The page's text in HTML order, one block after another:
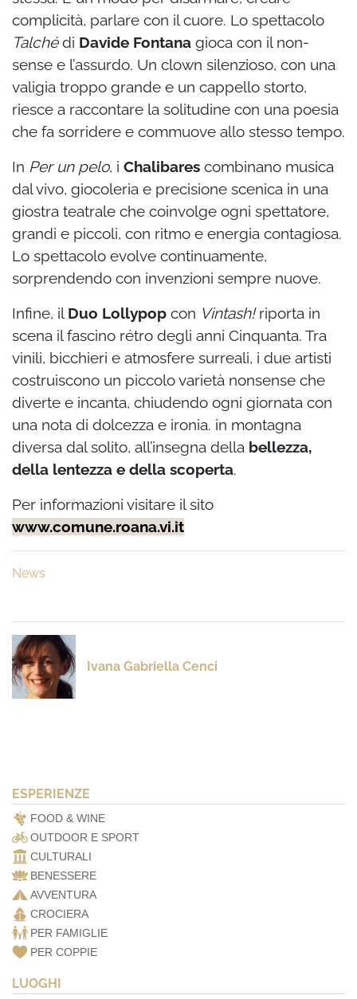
complicità, parlare con il cuore. Lo spettacolo
Talchédi Davide Fontana gioca con il non-
sense e l’assurdo. Un clown silenzioso, con una
valigia troppo grande e un cappello storto,
riesce a raccontare la solitudine con una poesia
che fa sorridere e commuove allo stesso tempo.
In Per un pelo, i Chalibares combinano musica
dal vivo, giocoleria e precisione scenica in una
giostra teatrale che coinvolge ogni spettatore,
grandi e piccoli, con ritmo e energia contagiosa.
Lo spettacolo evolve continuamente,
sorprendendo con invenzioni sempre nuove.
Infine, il Duo Lollypop con Vintash!riporta in
scena il fascino rétro degli anni Cinquanta. Tra
vinili, bicchieri e atmosfere surreali, i due artisti
costruiscono un piccolo varietà nonsense che
diverte e incanta, chiudendo ogni giornata con
una nota di dolcezza e ironia. in montagna
diversa dal solito, all’insegna della bellezza,
della lentezza e della scoperta.
Per informazioni visitare il sito
www.comune.roana.vi.it
News
Ivana Gabriella Cenci
ESPERIENZE
FOOD & WINE
OUTDOOR E SPORT
CULTURALI
BENESSERE
AVVENTURA
CROCIERA
PER FAMIGLIE
PER COPPIE
LUOGHI